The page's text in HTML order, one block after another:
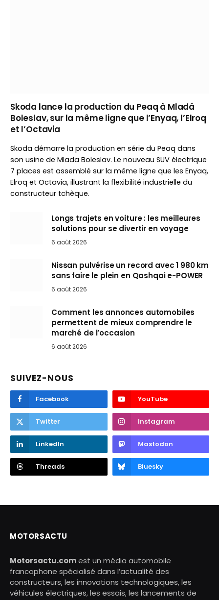
Skoda lance la production du Peaq à Mladá
Boleslav, sur la même ligne que l’Enyaq, l’Elroq
et l’Octavia
Skoda démarre la production en série du Peaq dans
son usine de Mlada Boleslav. Le nouveau SUV électrique
7 places est assemblé sur la même ligne que les Enyaq,
Elroq et Octavia, illustrant la flexibilité industrielle du
constructeur tchèque.
Longs trajets en voiture : les meilleures
solutions pour se divertir en voyage
6 août 2026
Nissan pulvérise un record avec 1 980 km
sans faire le plein en Qashqai e-POWER
6 août 2026
Comment les annonces automobiles
permettent de mieux comprendre le
marché de l’occasion
6 août 2026
SUIVEZ-NOUS
Facebook YouTube
Twitter Instagram
LinkedIn Mastodon
Threads Bluesky
MOTORSACTU
Motorsactu.comest un média automobile
francophone spécialisé dans l’actualité des
constructeurs, les innovations technologiques, les
véhicules électriques, les essais, les lancements de